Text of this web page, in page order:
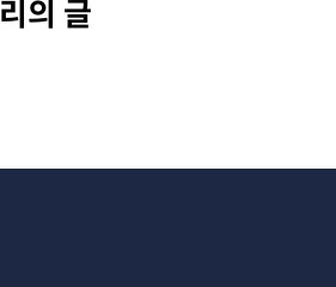
의 글